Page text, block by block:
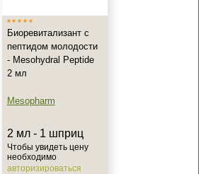
Биоревитализант с
пептидом молодости
- Mesohydral Peptide
2 мл
Mesopharm
2 мл - 1 шприц
Чтобы увидеть цену
необходимо
авторизироваться